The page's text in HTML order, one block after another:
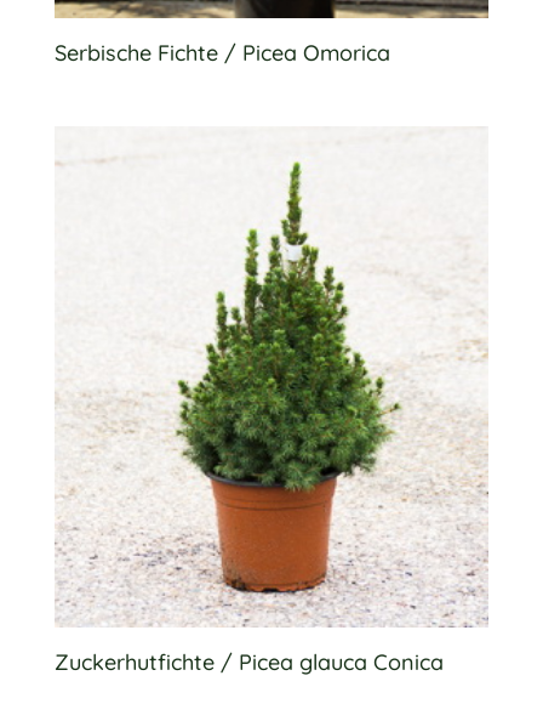
Serbische Fichte / Picea Omorica
Zuckerhutfichte / Picea glauca Conica